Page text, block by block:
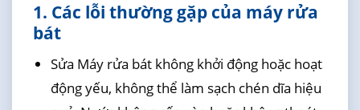
1. Các lỗi thường gặp của máy rửa
bát
Sửa Máy rửa bát không khởi động hoặc hoạt
động yếu, không thể làm sạch chén dĩa hiệu